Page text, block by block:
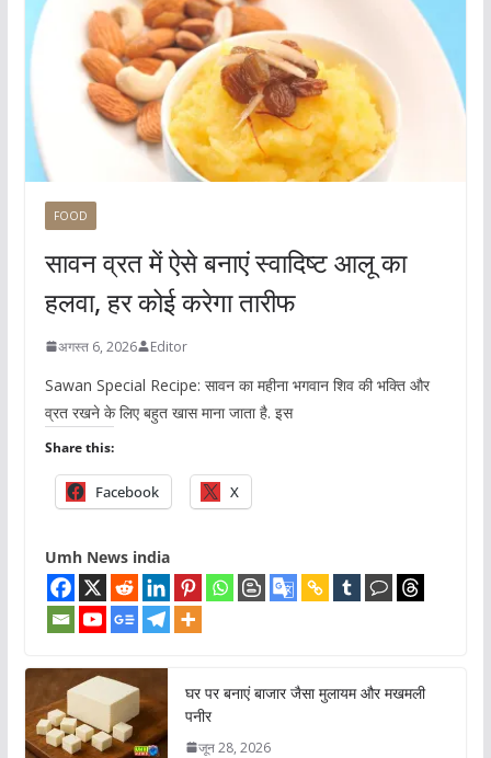
FOOD
सावन व्रत में ऐसे बनाएं स्वादिष्ट आलू का
हलवा, हर कोई करेगा तारीफ
अगस्त 6, 2026 Editor
Sawan Special Recipe: सावन का महीना भगवान शिव की भक्ति और
व्रत रखने के लिए बहुत खास माना जाता है. इस
Share this:
Facebook X
Umh News india
घर पर बनाएं बाजार जैसा मुलायम और मखमली
पनीर
जून 28, 2026